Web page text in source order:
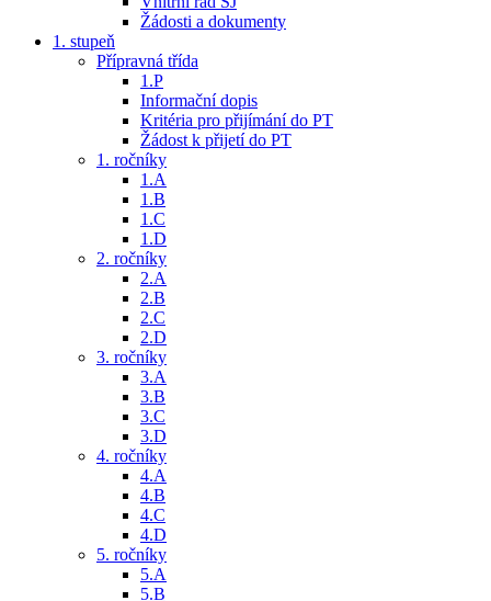
Žádosti a dokumenty
1. stupeň
Přípravná třída
1.P
Informační dopis
Kritéria pro přijímání do PT
Žádost k přijetí do PT
1. ročníky
1.A
1.B
1.C
1.D
2. ročníky
2.A
2.B
2.C
2.D
3. ročníky
3.A
3.B
3.C
3.D
4. ročníky
4.A
4.B
4.C
4.D
5. ročníky
5.A
5.B